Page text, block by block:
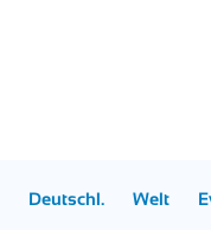
Deutschl. Welt